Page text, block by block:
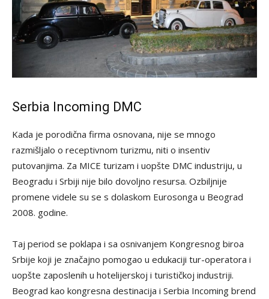
Serbia Incoming DMC
Kada je porodična firma osnovana, nije se mnogo
razmišljalo o receptivnom turizmu, niti o insentiv
putovanjima. Za MICE turizam i uopšte DMC industriju, u
Beogradu i Srbiji nije bilo dovoljno resursa. Ozbiljnije
promene videle su se s dolaskom Eurosonga u Beograd
2008. godine.
Taj period se poklapa i sa osnivanjem Kongresnog biroa
Srbije koji je značajno pomogao u edukaciji tur-operatora i
uopšte zaposlenih u hotelijerskoj i turističkoj industriji.
Beograd kao kongresna destinacija i Serbia Incoming brend